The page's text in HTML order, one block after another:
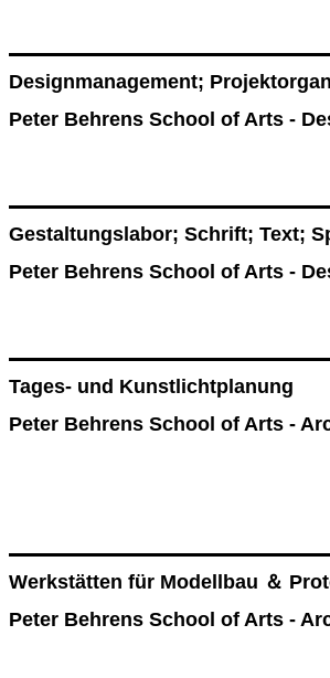
Designmanagement;
Peter Behrens School of Arts -
Gestaltungslabor; Schrift; Text;
Peter Behrens School of Arts -
Tages- und Kunstlichtplanung
Peter Behrens School of Arts -
Werkstätten für Modellbau ＆
Peter Behrens School of Arts -